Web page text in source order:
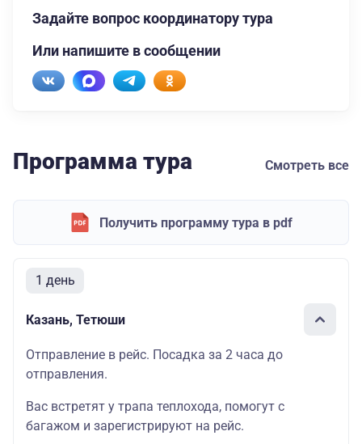
Задайте вопрос координатору тура
Или напишите в сообщении
Программа тура Смотреть все
Получить программу тура в pdf
1 день
Казань, Тетюши
Отправление в рейс. Посадка за 2 часа до
отправления.
Вас встретят у трапа теплохода, помогут с
багажом и зарегистрируют на рейс.